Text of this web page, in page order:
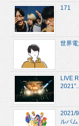
171
世界電
LIVE
2021/
ルバ